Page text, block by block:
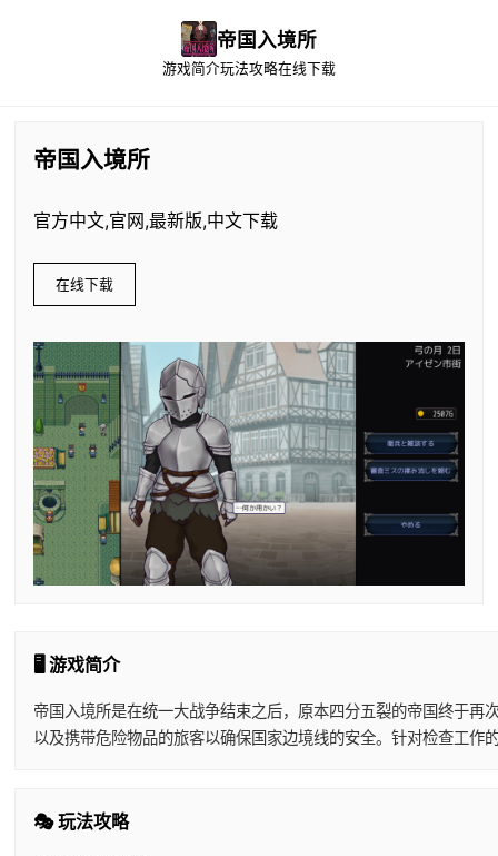
帝国入境所
游戏简介玩法攻略在线下载
帝国入境所
官方中文,官网,最新版,中文下载
在线下载
🖥️ 游戏简介
帝国入境所是在统一大战争结束之后，原本四分五裂的帝国终于
以及携带危险物品的旅客以确保国家边境线的安全。针对检查工
🎭 玩法攻略